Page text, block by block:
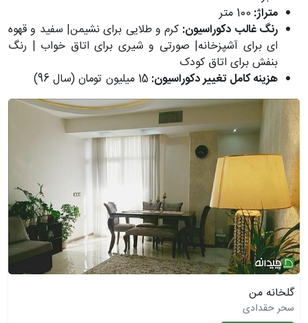
متراژ: 100 متر
رنگ غالب دکوراسیون: کرم و طلایی برای نشیمن| سفید و قهوه
ای برای آشپزخانه| صورتی و شیری برای اتاق خواب | رنگ
بنفش برای اتاق کودک
هزینه کامل تغییر دکوراسیون:15 میلیون تومان (سال 96)
گلخانه من
سحر حقدادی